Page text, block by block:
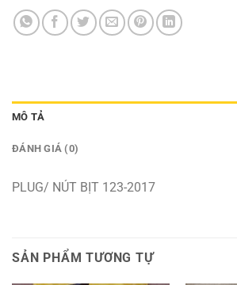
MÔ TẢ
ĐÁNH GIÁ (0)
PLUG/ NÚT BỊT 123-2017
SẢN PHẨM TƯƠNG TỰ